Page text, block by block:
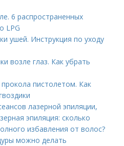
6 распространенных
LPG
ушей. Инструкция по уходу
возле глаз. Как убрать
прокола пистолетом. Как
лазерной эпиляции,
эпиляция: сколько
избавления от волос?
можно делать